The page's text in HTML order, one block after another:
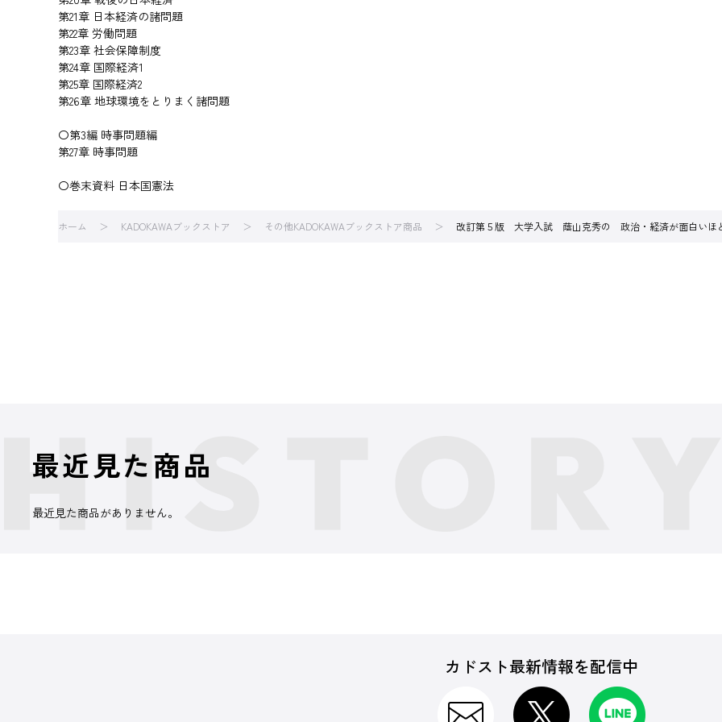
第21章 日本経済の諸問題
第22章 労働問題
第23章 社会保障制度
第24章 国際経済1
第25章 国際経済2
第26章 地球環境をとりまく諸問題
〇第3編 時事問題編
第27章 時事問題
〇巻末資料 日本国憲法
ホーム KADOKAWAブックストア その他KADOKAWAブックストア商品 改訂第５版 大学入試 蔭山克秀の 政治・経済が面白いほ
最近見た商品
最近見た商品がありません。
カドスト最新情報を配信中